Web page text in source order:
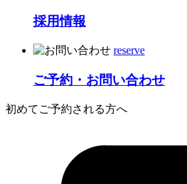
採用情報
reserve
ご予約・お問い合わせ
初めてご予約される方へ